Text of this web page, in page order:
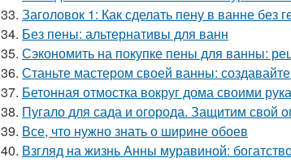
33. Заголовок 1: Как сделать пену в ванне без
34. Без пены: альтернативы для ванн
35. Сэкономить на покупке пены для ванны:
36. Станьте мастером своей ванны:
37. Бетонная отмостка вокруг дома своими
38. Пугало для сада и огорода. Защитим свой
39. Все, что нужно знать о ширине обоев
40. Взгляд на жизнь Анны муравиной: